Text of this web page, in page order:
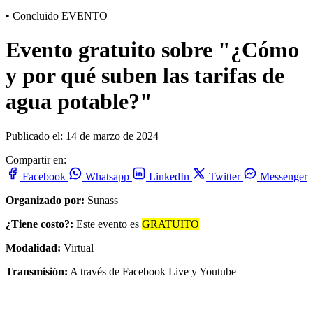
• Concluido EVENTO
Evento gratuito sobre "¿Cómo
y por qué suben las tarifas de
agua potable?"
Publicado el: 14 de marzo de 2024
Compartir en:
Facebook
Whatsapp LinkedIn Twitter
Messenger
Organizado por: Sunass
¿Tiene costo?: Este evento es GRATUITO
Modalidad: Virtual
Transmisión: A través de Facebook Live y Youtube